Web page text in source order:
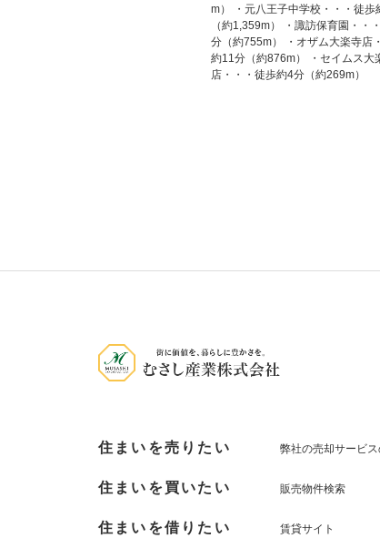
m） ・元八王子中学校・・・徒歩
（約1,359m） ・諏訪保育園・・
分（約755m） ・オザム大楽寺店
約11分（約876m） ・セイムス大
店・・・徒歩約4分（約269m）
住まいを売りたい 弊社の売却サービ
住まいを買いたい 販売物件検索
住まいを借りたい 賃貸サイト